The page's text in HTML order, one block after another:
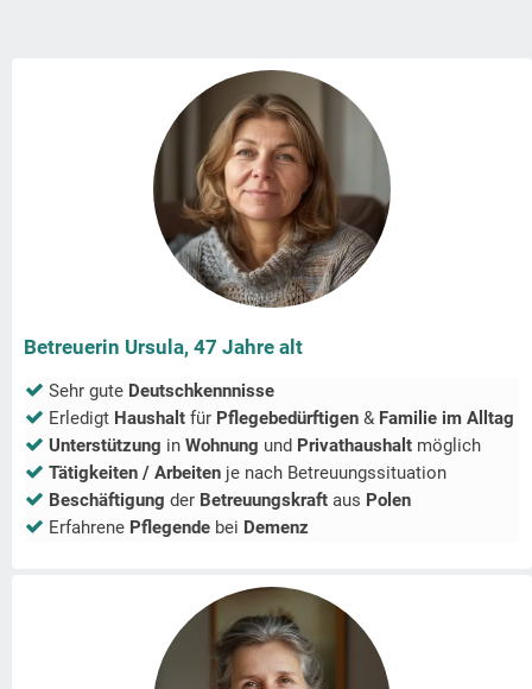
Betreuerin Ursula, 47 Jahre alt
Sehr gute Deutschkennnisse
Erledigt Haushalt für Pflegebedürftigen & Familie im Alltag
Unterstützung in Wohnung und Privathaushalt möglich
Tätigkeiten / Arbeiten je nach Betreuungssituation
Beschäftigung der Betreuungskraft aus Polen
Erfahrene Pflegende bei Demenz